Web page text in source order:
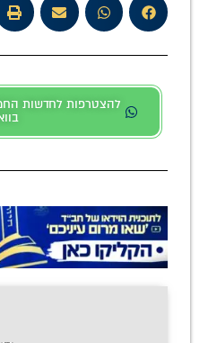
להצטרפות לחדשות